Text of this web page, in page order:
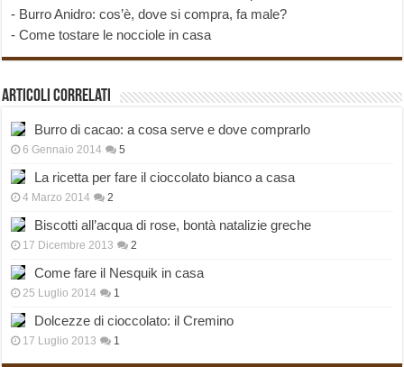
- Burro Anidro: cos’è, dove si compra, fa male?
-Come tostare le nocciole in casa
Articoli correlati
Burro di cacao: a cosa serve e dove comprarlo
6 Gennaio 2014 5
La ricetta per fare il cioccolato bianco a casa
4 Marzo 2014 2
Biscotti all’acqua di rose, bontà natalizie greche
17 Dicembre 2013 2
Come fare il Nesquik in casa
25 Luglio 2014 1
Dolcezze di cioccolato: il Cremino
17 Luglio 2013 1